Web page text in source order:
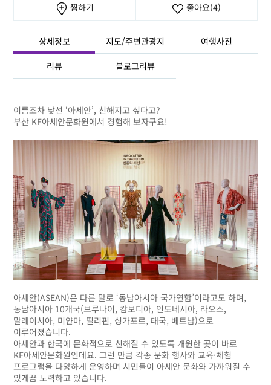
찜하기 좋아요(4)
상세정보 지도/주변관광지 여행사진
리뷰 블로그리뷰
이름조차 낯선 ‘아세안’, 친해지고 싶다고?
부산 KF아세안문화원에서 경험해 보자구요!
아세안(ASEAN)은 다른 말로 ‘동남아시아 국가연합’이라고도 하며,
동남아시아 10개국(브루나이, 캄보디아, 인도네시아, 라오스,
말레이시아, 미얀마, 필리핀, 싱가포르, 태국, 베트남)으로
이루어졌습니다.
아세안과 한국에 문화적으로 친해질 수 있도록 개원한 곳이 바로
KF아세안문화원인데요. 그런 만큼 각종 문화 행사와 교육·체험
프로그램을 다양하게 운영하며 시민들이 아세안 문화와 가까워질 수
있게끔 노력하고 있습니다.